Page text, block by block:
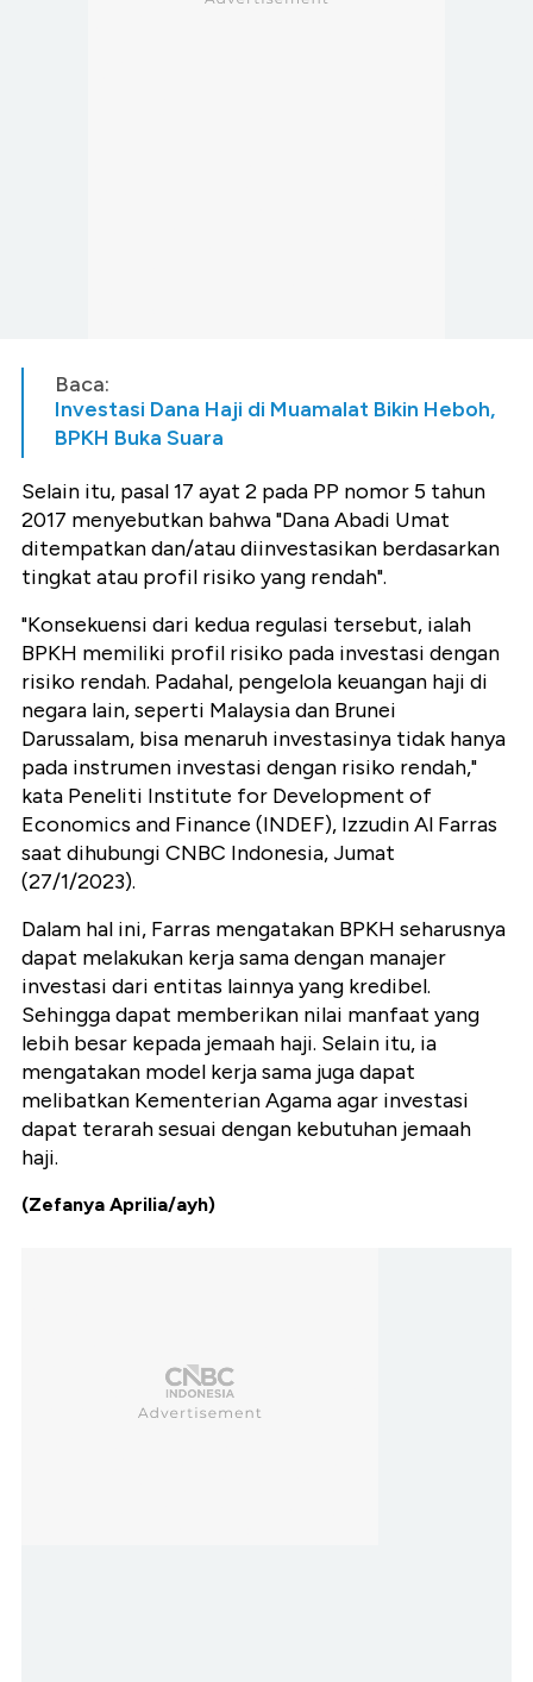
Baca:
Investasi Dana Haji di Muamalat Bikin Heboh,
BPKH Buka Suara
Selain itu, pasal 17 ayat 2 pada PP nomor 5 tahun
2017 menyebutkan bahwa "Dana Abadi Umat
ditempatkan dan/atau diinvestasikan berdasarkan
tingkat atau profil risiko yang rendah".
"Konsekuensi dari kedua regulasi tersebut, ialah
BPKH memiliki profil risiko pada investasi dengan
risiko rendah. Padahal, pengelola keuangan haji di
negara lain, seperti Malaysia dan Brunei
Darussalam, bisa menaruh investasinya tidak hanya
pada instrumen investasi dengan risiko rendah,"
kata Peneliti Institute for Development of
Economics and Finance (INDEF), Izzudin Al Farras
saat dihubungi CNBC Indonesia, Jumat
(27/1/2023).
Dalam hal ini, Farras mengatakan BPKH seharusnya
dapat melakukan kerja sama dengan manajer
investasi dari entitas lainnya yang kredibel.
Sehingga dapat memberikan nilai manfaat yang
lebih besar kepada jemaah haji. Selain itu, ia
mengatakan model kerja sama juga dapat
melibatkan Kementerian Agama agar investasi
dapat terarah sesuai dengan kebutuhan jemaah
haji.
(Zefanya Aprilia/ayh)